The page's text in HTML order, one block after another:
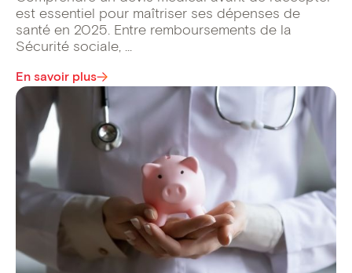
est essentiel pour maîtriser ses dépenses de
santé en 2025. Entre remboursements de la
Sécurité sociale, ...
En savoir plus